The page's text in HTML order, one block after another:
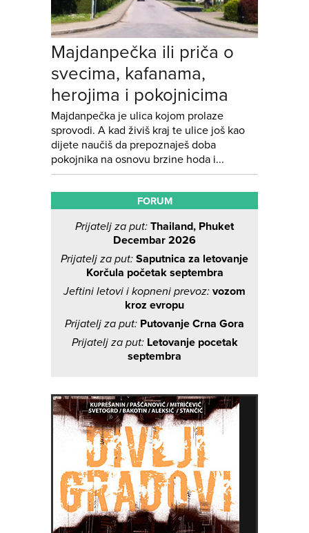
Majdanpečka ili priča o
svecima, kafanama,
herojima i pokojnicima
Majdanpečka je ulica kojom prolaze
sprovodi. A kad živiš kraj te ulice još kao
dijete naučiš da prepoznaješ doba
pokojnika na osnovu brzine hoda i...
FORUM
Prijatelj za put: Thailand, Phuket
Decembar 2026
Prijatelj za put: Saputnica za letovanje
Korčula početak septembra
Jeftini letovi i kopneni prevoz: vozom
kroz evropu
Prijatelj za put: Putovanje Crna Gora
Prijatelj za put: Letovanje pocetak
septembra